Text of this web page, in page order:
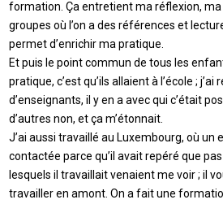
formation. Ça entretient ma réflexion,
groupes où l’on a des références et
permet d’enrichir ma pratique.
Et puis le point commun de tous les
pratique, c’est qu’ils allaient à l’école ;
d’enseignants, il y en a avec qui c’était
d’autres non, et ça m’étonnait.
J’ai aussi travaillé au Luxembourg, où un
contactée parce qu’il avait repéré que
lesquels il travaillait venaient me voir ; il
travailler en amont. On a fait une